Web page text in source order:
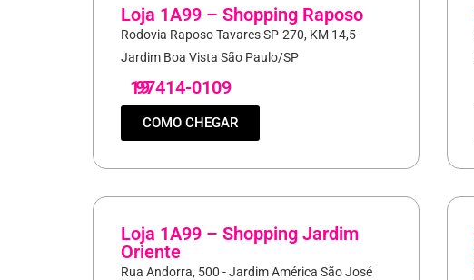
Loja 1A99 – Shopping Raposo
Rodovia Raposo Tavares SP-270, KM 14,5 -
Jardim Boa Vista São Paulo/SP
19
97414-0109
COMO CHEGAR
Loja 1A99 – Shopping Jardim
Oriente
Rua Andorra, 500 - Jardim América São José